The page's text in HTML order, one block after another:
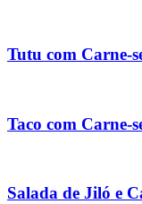
Tutu com Carne-
Taco com Carne-
Salada de Jiló e